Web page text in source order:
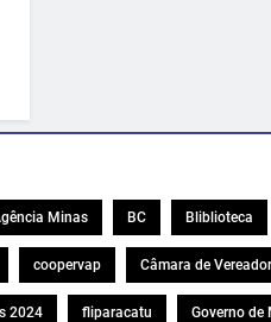
Minas BC Bliblioteca
coopervap Câmara de
2024 fliparacatu Governo de